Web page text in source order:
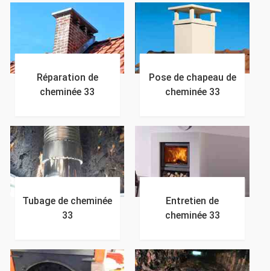
Réparation de
cheminée 33
Pose de chapeau de
cheminée 33
Tubage de cheminée
33
Entretien de
cheminée 33